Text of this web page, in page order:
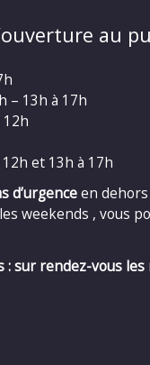
au
– 13h à 17h
12h
et 13h à 17h
d’urgenceen
weekends , vous
: sur rendez-vous